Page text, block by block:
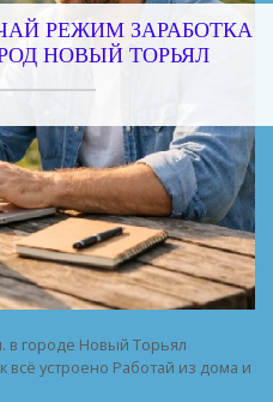
РЕЖИМ ЗАРАБОТКА
НОВЫЙ ТОРЬЯЛ
в городе Новый Торьял
всё устроено Работай из дома и